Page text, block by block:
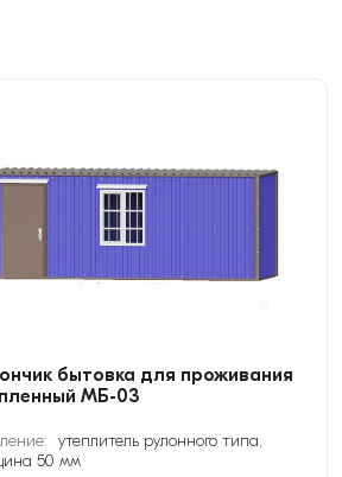
бытовка для проживания
МБ-03
утеплитель рулонного типа,
50 мм